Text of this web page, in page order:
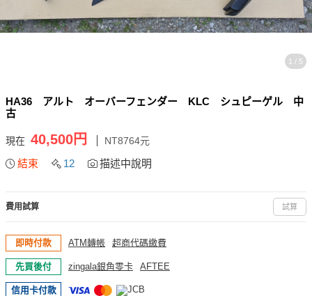
1 / 5
HA36 アルト オーバーフェンダー KLC シュピーゲル 中
古
現在 40,500円 NT8764元
結束 12 描述中說明
費用試算 試算
即時付款 ATM轉帳 超商代碼繳費
先買後付 zingala銀角零卡 AFTEE
信用卡付款